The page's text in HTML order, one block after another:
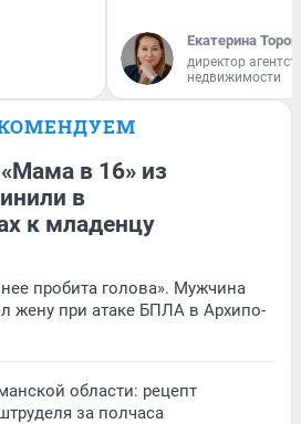
Екатерина
директор
недвижимости
в 16» из
в
к младенцу
пробита голова». Мужчина
жену при атаке БПЛА в Архипо-
области: рецепт
за полчаса